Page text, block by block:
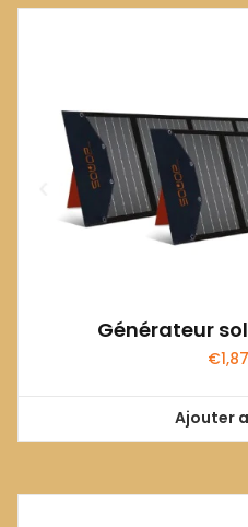
Générateur
€
Ajouter